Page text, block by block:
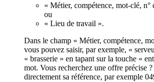
« Métier, compétence, mot-clé, n°
ou
« Lieu de travail ».
Dans le champ « Métier, compétence,
vous pouvez saisir, par exemple, «
« brasserie » en tapant sur la touche «
mot. Vous recherchez une offre précise ?
directement sa référence, par exemple